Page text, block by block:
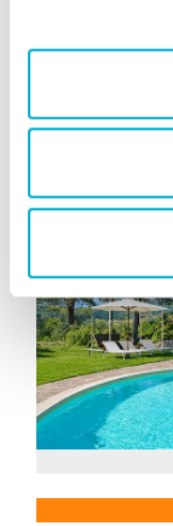
Leggi Tutto
Consigliati